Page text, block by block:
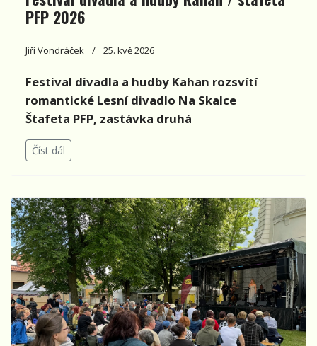
PFP 2026
Jiří Vondráček 25. kvě 2026
Festival divadla a hudby Kahan rozsvítí
romantické Lesní divadlo Na Skalce
Štafeta PFP, zastávka druhá
Číst dál